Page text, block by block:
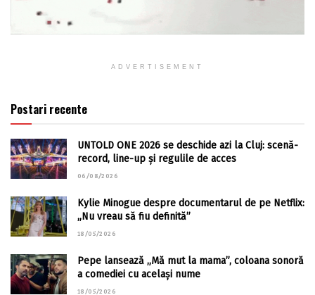
ADVERTISEMENT
Postari recente
UNTOLD ONE 2026 se deschide azi la Cluj: scenă-
record, line-up și regulile de acces
06/08/2026
Kylie Minogue despre documentarul de pe Netflix:
„Nu vreau să fiu definită”
18/05/2026
Pepe lansează „Mă mut la mama”, coloana sonoră
a comediei cu același nume
18/05/2026